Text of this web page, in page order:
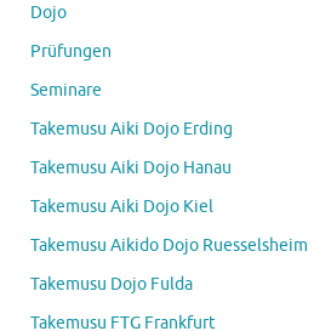
Dojo
Prüfungen
Seminare
Takemusu Aiki Dojo Erding
Takemusu Aiki Dojo Hanau
Takemusu Aiki Dojo Kiel
Takemusu Aikido Dojo Ruesselsheim
Takemusu Dojo Fulda
Takemusu FTG Frankfurt